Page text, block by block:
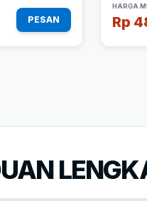
PESAN
HARGA
Rp